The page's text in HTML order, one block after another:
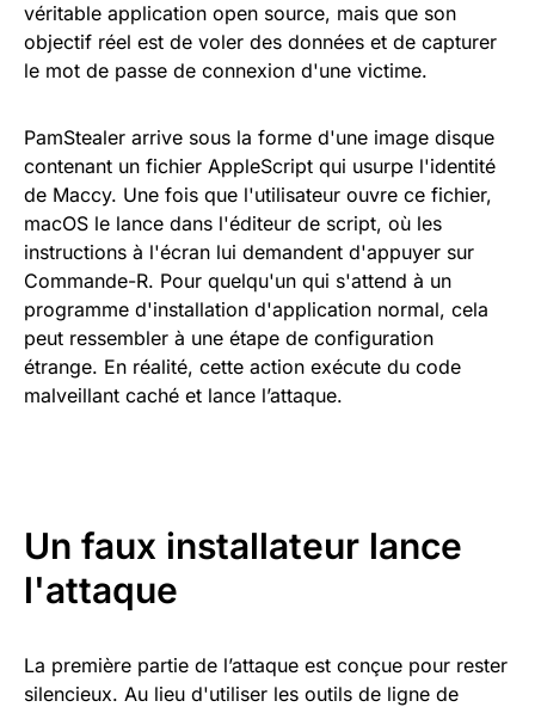
véritable application open source, mais que son
objectif réel est de voler des données et de capturer
le mot de passe de connexion d'une victime.
PamStealer arrive sous la forme d'une image disque
contenant un fichier AppleScript qui usurpe l'identité
de Maccy. Une fois que l'utilisateur ouvre ce fichier,
macOS le lance dans l'éditeur de script, où les
instructions à l'écran lui demandent d'appuyer sur
Commande-R. Pour quelqu'un qui s'attend à un
programme d'installation d'application normal, cela
peut ressembler à une étape de configuration
étrange. En réalité, cette action exécute du code
malveillant caché et lance l’attaque.
Un faux installateur lance
l'attaque
La première partie de l’attaque est conçue pour rester
silencieux. Au lieu d'utiliser les outils de ligne de